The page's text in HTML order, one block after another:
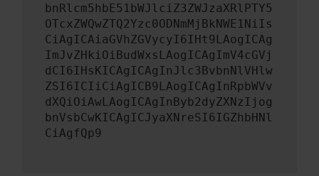
bnRlcm5hbE51bWJlciZ3ZWJzaXRlPTY5
OTcxZWQwZTQ2Yzc0ODNmMjBkNWE1NiIs
CiAgICAiaGVhZGVycyI6IHt9LAogICAg
ImJvZHkiOiBudWxsLAogICAgImV4cGVj
dCI6IHsKICAgICAgInJlc3BvbnNlVHlw
ZSI6ICIiCiAgICB9LAogICAgInRpbWVv
dXQiOiAwLAogICAgInByb2dyZXNzIjog
bnVsbCwKICAgICJyaXNreSI6IGZhbHNl
CiAgfQp9